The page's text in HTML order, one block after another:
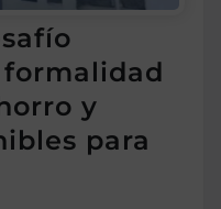
y
para